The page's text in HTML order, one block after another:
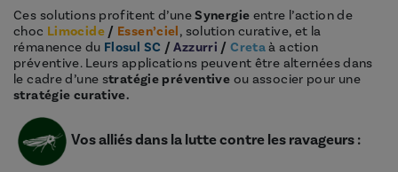
Ces solutions profitent d’uneSynergie entre l’action de
choc Limocide/ Essen’ciel, solution curative, et la
rémanence du Flosul SC /Azzurri /Cretaà action
préventive. Leurs applications peuvent être alternées dans
le cadre d’une stratégie préventive ou associer pour une
stratégie curative.
Vos alliés dans la lutte contre les ravageurs :